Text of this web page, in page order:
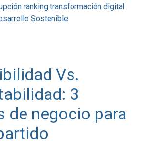
ranking transformación digital
Sostenible
Vs.
3
de negocio para